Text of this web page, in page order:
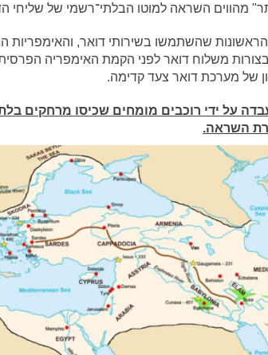
מהווים השראה למוטו הבלתי־רשמי של שליחי
הראשונות שהשתמשו בשירותי דואר, והאימפריות
בצורות משלוח דואר לפני הקמת האימפריה
של מערכת דואר צעד קדימה.
על ידי רוכבים מומחים שכיסו מרחקים
השראה.